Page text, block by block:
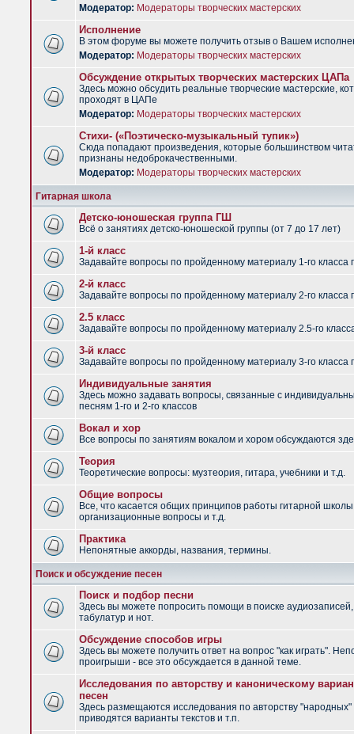
Модератор: Модераторы творческих мастерских
Исполнение
В этом форуме вы можете получить отзыв о Вашем
Модератор: Модераторы творческих мастерских
Обсуждение открытых творческих мастерских ЦАПа
Здесь можно обсудить реальные творческие мастерские,
проходят в ЦАПе
Модератор: Модераторы творческих мастерских
Стихи- («Поэтическо-музыкальный тупик»)
Сюда попадают произведения, которые большинством
признаны недоброкачественными.
Модератор: Модераторы творческих мастерских
Гитарная школа
Детско-юношеская группа ГШ
Всё о занятиях детско-юношеской группы (от 7 до 17 лет)
1-й класс
Задавайте вопросы по пройденному материалу 1-го класса
2-й класс
Задавайте вопросы по пройденному материалу 2-го класса
2.5 класс
Задавайте вопросы по пройденному материалу 2.5-го
3-й класс
Задавайте вопросы по пройденному материалу 3-го класса
Индивидуальные занятия
Здесь можно задавать вопросы, связанные с
песням 1-го и 2-го классов
Вокал и хор
Все вопросы по занятиям вокалом и хором обсуждаются
Теория
Теоретические вопросы: музтеория, гитара, учебники и т.д.
Общие вопросы
Все, что касается общих принципов работы гитарной
организационные вопросы и т.д.
Практика
Непонятные аккорды, названия, термины.
Поиск и обсуждение песен
Поиск и подбор песни
Здесь вы можете попросить помощи в поиске аудиозаписей,
табулатур и нот.
Обсуждение способов игры
Здесь вы можете получить ответ на вопрос "как играть".
проигрыши - все это обсуждается в данной теме.
Исследования по авторству и каноническому
песен
Здесь размещаются исследования по авторству "народных"
приводятся варианты текстов и т.п.